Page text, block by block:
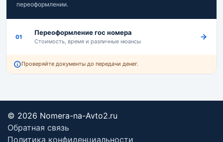
переоформлении.
01
Переоформление гос номера
Стоимость, время и различные нюансы
Проверяйте документы до передачи денег.
© 2026 Nomera-na-Avto2.ru
Обратная связь
Политика конфиденциальности